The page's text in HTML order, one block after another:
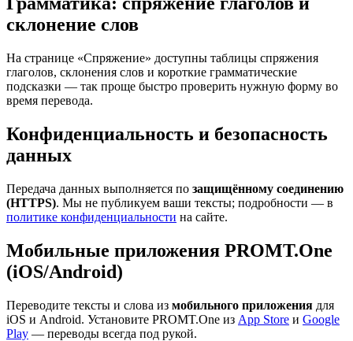
склонение слов
На странице «Спряжение» доступны таблицы спряжения
глаголов, склонения слов и короткие грамматические
подсказки — так проще быстро проверить нужную форму во
время перевода.
Конфиденциальность и безопасность
данных
Передача данных выполняется по защищённому соединению
(HTTPS). Мы не публикуем ваши тексты; подробности — в
политике конфиденциальности на сайте.
Мобильные приложения PROMT.One
(iOS/Android)
Переводите тексты и слова из мобильного приложения для
iOS и Android. Установите PROMT.One из App Store и Google
Play — переводы всегда под рукой.